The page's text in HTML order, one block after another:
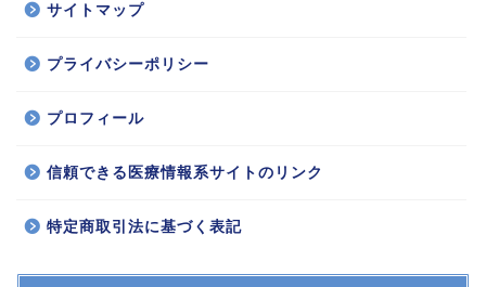
サイトマップ
プライバシーポリシー
プロフィール
信頼できる医療情報系サイトのリンク
特定商取引法に基づく表記